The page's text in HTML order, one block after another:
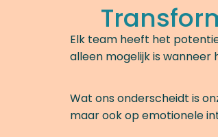
Elk team heeft het
alleen mogelijk is wanneer
Wat ons onderscheidt is
maar ook op emotionele